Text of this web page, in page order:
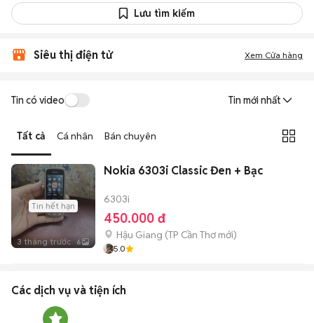
Lưu tìm kiếm
Siêu thị điện tử Xem Cửa hàng
Tin có video Tin mới nhất
Tất cả Cá nhân Bán chuyên
Tin hết hạn
3 tháng trước 6
Nokia 6303i Classic Đen + Bạc
6303i
450.000 đ
Hậu Giang (TP Cần Thơmới)
5.0
Các dịch vụ và tiện ích